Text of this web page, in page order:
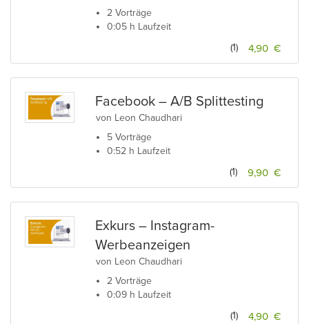
2 Vorträge
0:05 h Laufzeit
4,90 €
(1)
Facebook – A/B Splittesting
von Leon Chaudhari
5 Vorträge
0:52 h Laufzeit
9,90 €
(1)
Exkurs – Instagram-
Werbeanzeigen
von Leon Chaudhari
2 Vorträge
0:09 h Laufzeit
4,90 €
(1)